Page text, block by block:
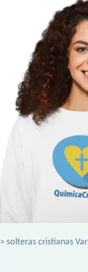
> solteras cristianas Var